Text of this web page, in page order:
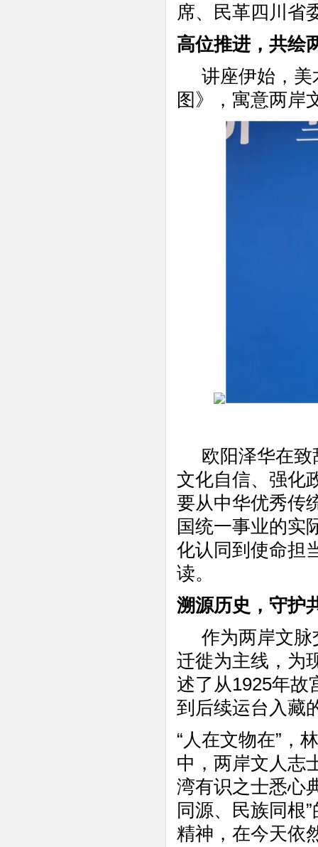
席、民革四川省
高位推进，共绘
讲座伊始，
图》，寓意两岸
欧阳泽华在
文化自信、强化
要从中华优秀传
国统一事业的实
化认同到使命担
读。
溯源历史，守护
作为两岸文
迁徙为主线，为
述了从1925年故
到后续运台入藏
“人在文物在”，
中，两岸文人志
湾有识之士悉心
同源、民族同根
精神，在今天依